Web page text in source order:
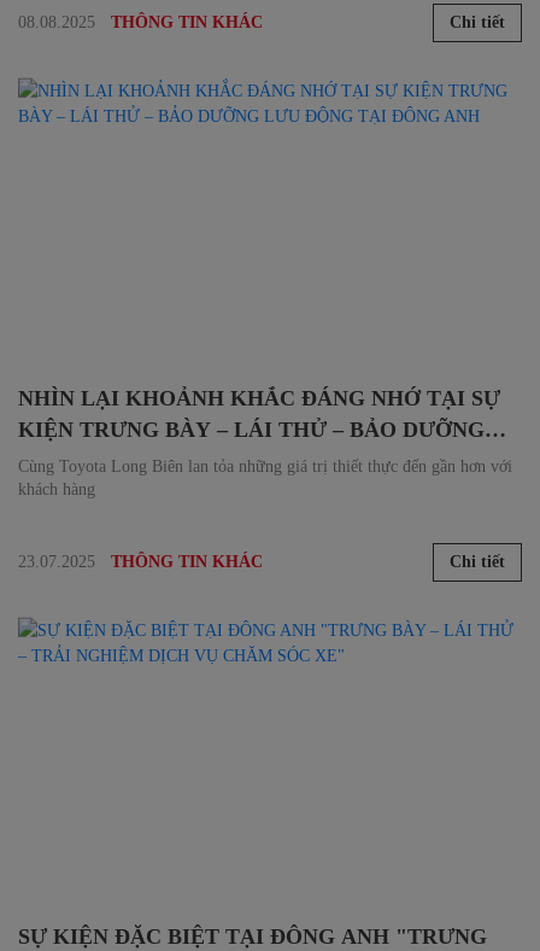
08.08.2025 THÔNG TIN KHÁC Chi tiết
NHÌN LẠI KHOẢNH KHẮC ĐÁNG NHỚ TẠI SỰ
KIỆN TRƯNG BÀY – LÁI THỬ – BẢO DƯỠNG
LƯU ĐỘNG TẠI ĐÔNG ANH
Cùng Toyota Long Biên lan tỏa những giá trị thiết thực đến gần hơn với
khách hàng
23.07.2025 THÔNG TIN KHÁC Chi tiết
SỰ KIỆN ĐẶC BIỆT TẠI ĐÔNG ANH "TRƯNG